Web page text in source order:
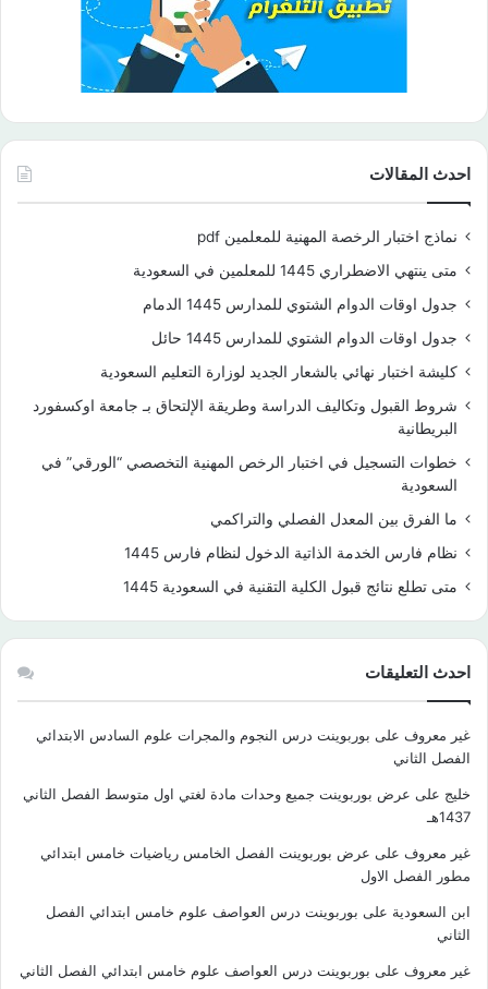
احدث المقالات
نماذج اختبار الرخصة المهنية للمعلمين pdf
متى ينتهي الاضطراري 1445 للمعلمين في السعودية
جدول اوقات الدوام الشتوي للمدارس 1445 الدمام
جدول اوقات الدوام الشتوي للمدارس 1445 حائل
كليشة اختبار نهائي بالشعار الجديد لوزارة التعليم السعودية
شروط القبول وتكاليف الدراسة وطريقة الإلتحاق بـ جامعة اوكسفورد
البريطانية
خطوات التسجيل في اختبار الرخص المهنية التخصصي “الورقي” في
السعودية
ما الفرق بين المعدل الفصلي والتراكمي
نظام فارس الخدمة الذاتية الدخول لنظام فارس 1445
متى تطلع نتائج قبول الكلية التقنية في السعودية 1445
احدث التعليقات
غير معروف على بوربوينت درس النجوم والمجرات علوم السادس الابتدائي
الفصل الثاني
خليج على عرض بوربوينت جميع وحدات مادة لغتي اول متوسط الفصل الثاني
1437هـ
غير معروف على عرض بوربوينت الفصل الخامس رياضيات خامس ابتدائي
مطور الفصل الاول
ابن السعودية على بوربوينت درس العواصف علوم خامس ابتدائي الفصل
الثاني
غير معروف على بوربوينت درس العواصف علوم خامس ابتدائي الفصل الثاني